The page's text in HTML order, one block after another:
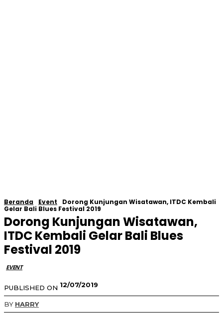
Beranda Event
Dorong Kunjungan Wisatawan, ITDC Kembali
Gelar Bali Blues Festival 2019
Dorong Kunjungan Wisatawan,
ITDC Kembali Gelar Bali Blues
Festival 2019
EVENT
PUBLISHED ON 12/07/2019
BY HARRY